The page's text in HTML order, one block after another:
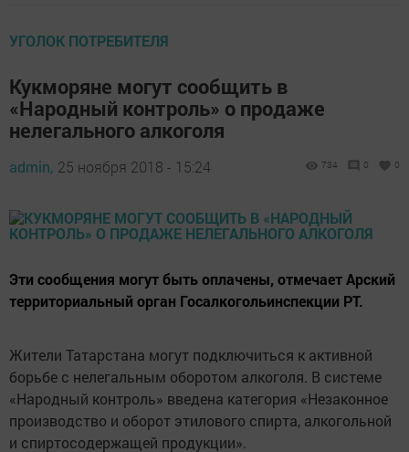
УГОЛОК ПОТРЕБИТЕЛЯ
Кукморяне могут сообщить в
«Народный контроль» о продаже
нелегального алкоголя
admin, 25 ноября 2018 - 15:24 734 0 0
Эти сообщения могут быть оплачены, отмечает Арский
территориальный орган Госалкогольинспекции РТ.
Жители Татарстана могут подключиться к активной
борьбе с нелегальным оборотом алкоголя. В системе
«Народный контроль» введена категория «Незаконное
производство и оборот этилового спирта, алкогольной
и спиртосодержащей продукции».